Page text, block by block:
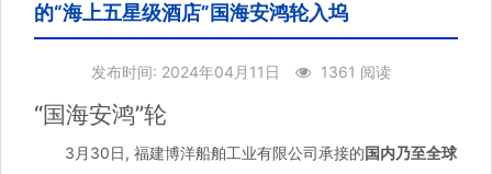
的“海上五星级酒店”国海安鸿轮入坞
发布时间: 2024年04月11日 1361 阅读
“国海安鸿”轮
3月30日, 福建博洋船舶工业有限公司承接的国内乃至全球